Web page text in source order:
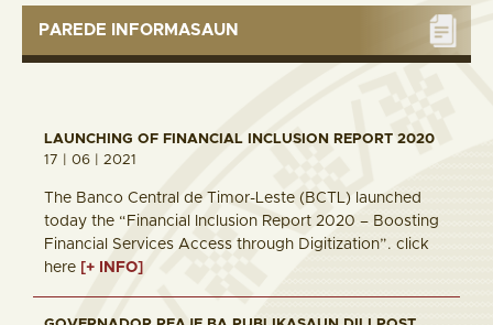
PAREDE INFORMASAUN
LAUNCHING OF FINANCIAL INCLUSION REPORT 2020
17 | 06 | 2021
The Banco Central de Timor-Leste (BCTL) launched
today the “Financial Inclusion Report 2020 – Boosting
Financial Services Access through Digitization”. click
here [+ INFO]